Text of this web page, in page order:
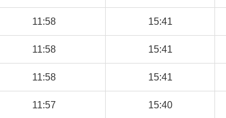
11:58 15:41
11:58 15:41
11:58 15:41
11:57 15:40